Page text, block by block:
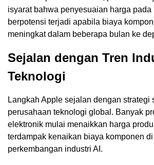
isyarat bahwa penyesuaian harga
berpotensi terjadi apabila biaya
meningkat dalam beberapa bulan ke
Sejalan dengan Tren
Teknologi
Langkah Apple sejalan dengan strategi
perusahaan teknologi global. Banyak
elektronik mulai menaikkan harga
terdampak kenaikan biaya komponen
perkembangan industri AI.